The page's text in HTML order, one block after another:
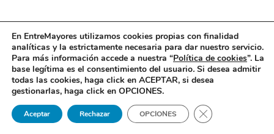
Las familias ante la decisión de la Comisión
Interministerial de Precios del Medicamento
Opinión
Por Jesús Rodrigo, director ejecutivo de la Confederación Española de
Alzheimer y otras Demencias (Ceafa)
En EntreMayores utilizamos cookies propias con finalidad
analíticas y la estrictamente necesaria para dar nuestro servicio.
Para más información accede a nuestra “Política de cookies”. La
base legítima es el consentimiento del usuario. Si desea admitir
todas las cookies, haga click en ACEPTAR, si desea
gestionarlas, haga click en OPCIONES.
Aceptar Rechazar OPCIONES Cerrar el banner